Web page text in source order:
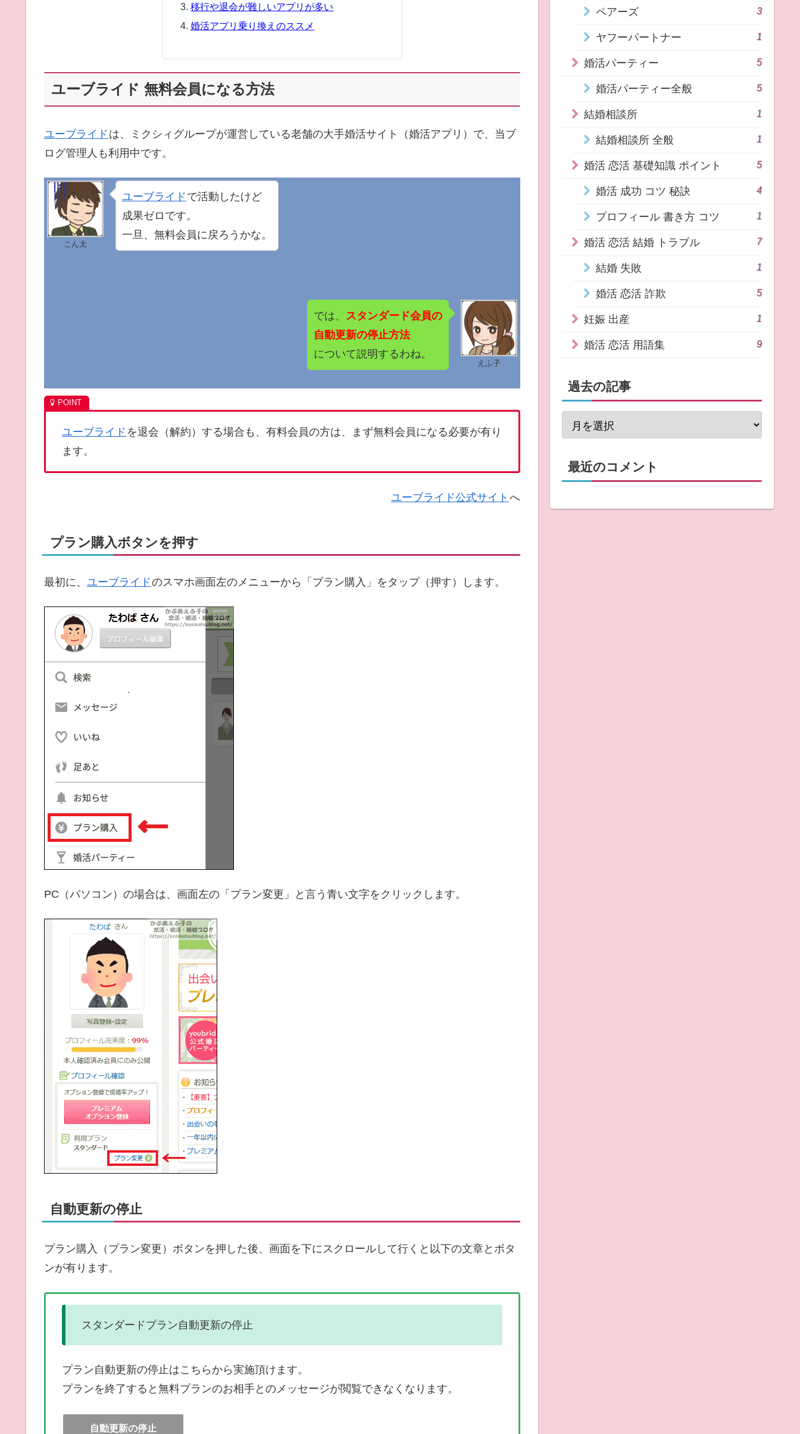
移行や退会が難しいアプリが多い
婚活アプリ乗り換えのススメ
ユーブライド 無料会員になる方法
ユーブライド は、ミクシィグループが運営している老舗の大手婚活サイト（婚活アプリ）で、当ブ
ログ管理人も利用中です。
こん太
ユーブライド で活動したけど
成果ゼロです。
一旦、無料会員に戻ろうかな。
えふ子
では、 スタンダード会員の
自動更新の停止方法
について説明するわね。
ユーブライド を退会（解約）する場合も、有料会員の方は、まず無料会員になる必要が有り
ます。
ユーブライド公式サイト へ
プラン購入ボタンを押す
最初に、 ユーブライドのスマホ画面左のメニューから「プラン購入」をタップ（押す）します。
PC（パソコン）の場合は、画面左の「プラン変更」と言う青い文字をクリックします。
自動更新の停止
プラン購入（プラン変更）ボタンを押した後、画面を下にスクロールして行くと以下の文章とボタ
ンが有ります。
スタンダードプラン自動更新の停止
プラン自動更新の停止はこちらから実施頂けます。
プランを終了すると無料プランのお相手とのメッセージが閲覧できなくなります。
自動更新の停止
ペアーズ 3
ヤフーパートナー 1
婚活パーティー 5
婚活パーティー全般 5
結婚相談所 1
結婚相談所 全般 1
婚活 恋活 基礎知識 ポイント 5
婚活 成功 コツ 秘訣 4
プロフィール 書き方 コツ 1
婚活 恋活 結婚 トラブル 7
結婚 失敗 1
婚活 恋活 詐欺 5
妊娠 出産 1
婚活 恋活 用語集 9
過去の記事
最近のコメント